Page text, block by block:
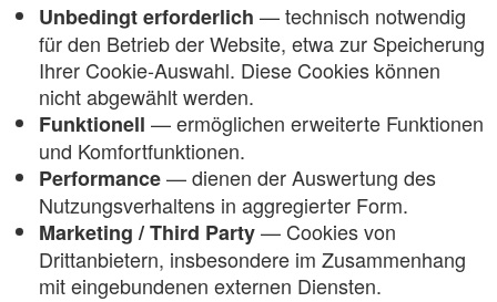
Unbedingt erforderlich — technisch notwendig
für den Betrieb der Website, etwa zur Speicherung
Ihrer Cookie-Auswahl. Diese Cookies können
nicht abgewählt werden.
Funktionell — ermöglichen erweiterte Funktionen
und Komfortfunktionen.
Performance— dienen der Auswertung des
Nutzungsverhaltens in aggregierter Form.
Marketing / Third Party— Cookies von
Drittanbietern, insbesondere im Zusammenhang
mit eingebundenen externen Diensten.